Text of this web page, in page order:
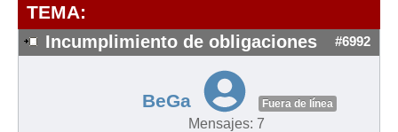
Requerimientos y comunicaciones
Formularios sobre Propiedad Horizontal
Modelos de Convocatoria de Junta de Propietarios
Modelos de Acta de Junta de Propietarios
TEMA:
Incumplimiento de obligaciones #6992
BeGa Fuera de línea
Mensajes: 7